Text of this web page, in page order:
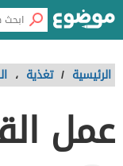
الرئيسية / تغذية ،
عمل